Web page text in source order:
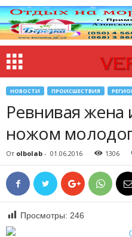
НОВОСТИ ПРОИСШЕСТВИЯ
Ревнивая жена
ножом
От olbolab - 01.06.2016 1306
Просмотры: 246